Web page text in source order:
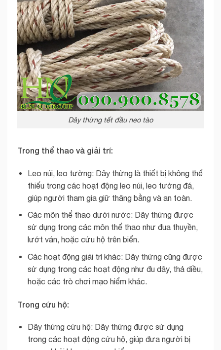
Dây thừng tết đầu neo tào
Trong thể thao và giải trí:
Leo núi, leo tường: Dây thừng là thiết bị không thể
thiếu trong các hoạt động leo núi, leo tường đá,
giúp người tham gia giữ thăng bằng và an toàn.
Các môn thể thao dưới nước: Dây thừng được
sử dụng trong các môn thể thao như đua thuyền,
lướt ván, hoặc cứu hộ trên biển.
Các hoạt động giải trí khác: Dây thừng cũng được
sử dụng trong các hoạt động như đu dây, thả diều,
hoặc các trò chơi mạo hiểm khác.
Trong cứu hộ:
Dây thừng cứu hộ: Dây thừng được sử dụng
trong các hoạt động cứu hộ, giúp đưa người bị